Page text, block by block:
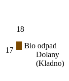
17
18
Bio odpad
Dolany
(Kladno)